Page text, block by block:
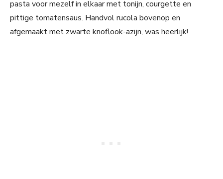
pasta voor mezelf in elkaar met tonijn, courgette en
pittige tomatensaus. Handvol rucola bovenop en
afgemaakt met zwarte knoflook-azijn, was heerlijk!